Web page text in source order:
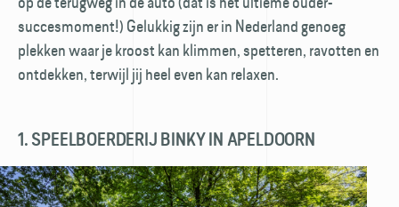
succesmoment!) Gelukkig zijn er in Nederland genoeg
plekken waar je kroost kan klimmen, spetteren, ravotten en
ontdekken, terwijl jij heel even kan relaxen.
1. SPEELBOERDERIJ BINKY IN APELDOORN